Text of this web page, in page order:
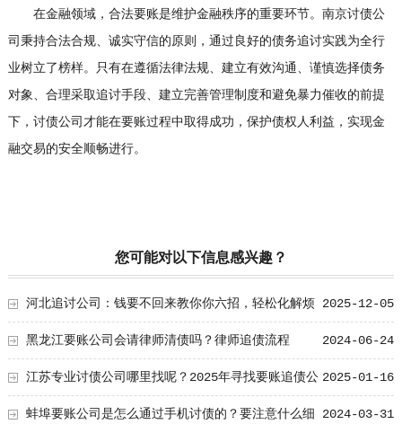
在金融领域，合法要账是维护金融秩序的重要环节。南京讨债公
司秉持合法合规、诚实守信的原则，通过良好的债务追讨实践为全行
业树立了榜样。只有在遵循法律法规、建立有效沟通、谨慎选择债务
对象、合理采取追讨手段、建立完善管理制度和避免暴力催收的前提
下，讨债公司才能在要账过程中取得成功，保护债权人利益，实现金
融交易的安全顺畅进行。
您可能对以下信息感兴趣？
2025-12-05
河北追讨公司：钱要不回来教你你六招，轻松化解烦
恼 2024-06-24
黑龙江要账公司会请律师清债吗？律师追债流程
2025-01-16
江苏专业讨债公司哪里找呢？2025年寻找要账追债公
司技巧！ 2024-03-31
蚌埠要账公司是怎么通过手机讨债的？要注意什么细